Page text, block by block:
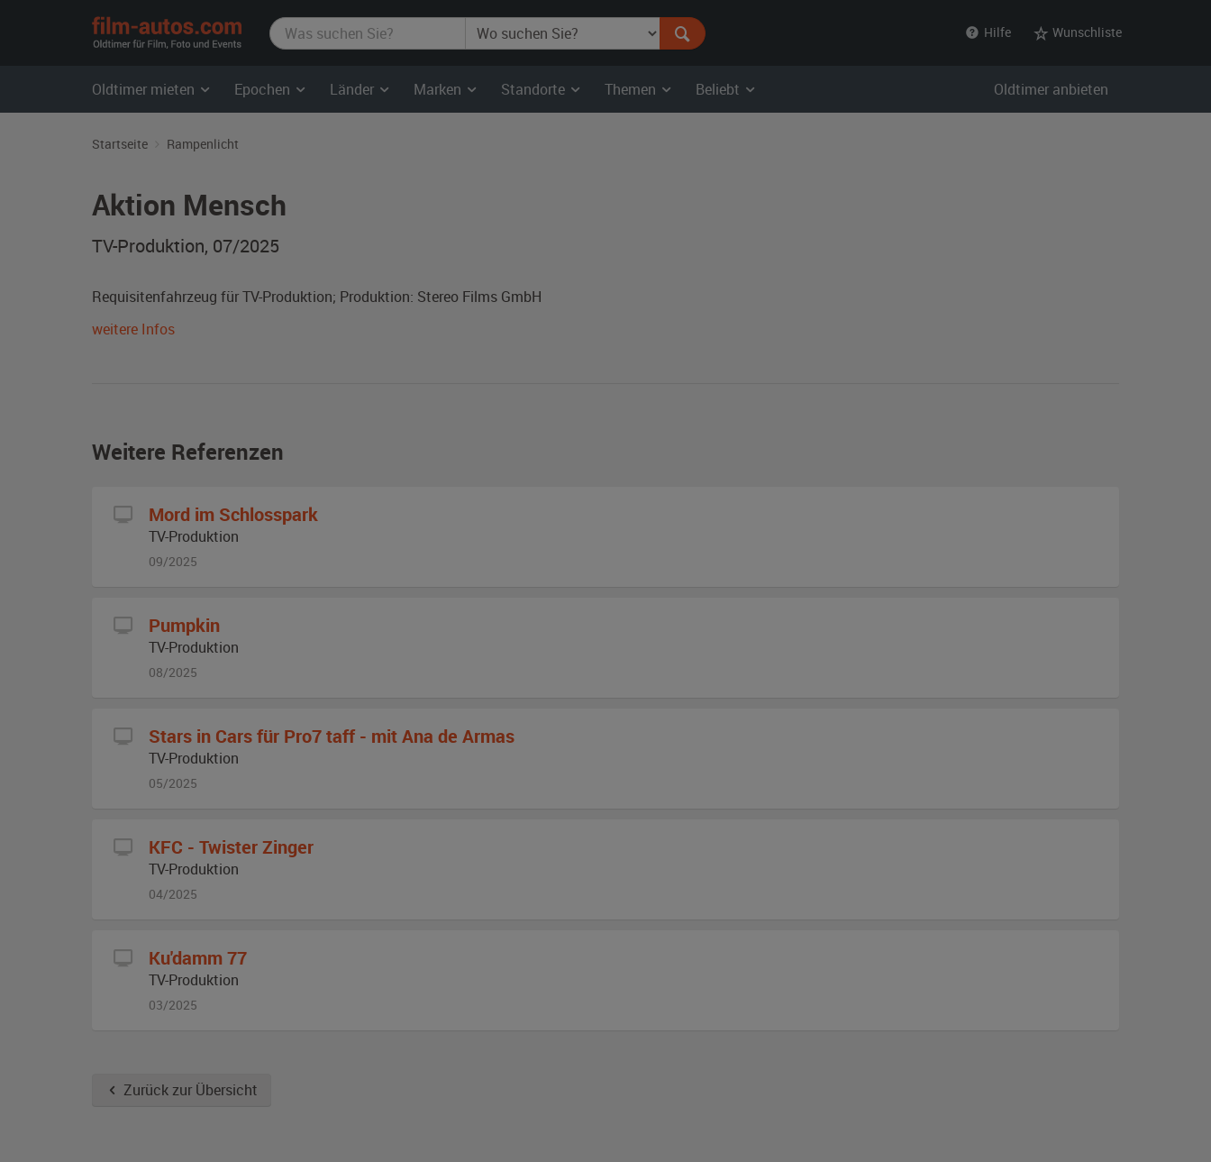
film-
autos.com
Hilfe Wunschliste
Oldtimer mieten Epochen Länder Marken Standorte Themen Beliebt Oldtimer anbieten
Startseite Rampenlicht
Aktion Mensch
TV-Produktion, 07/2025
Requisitenfahrzeug für TV-Produktion; Produktion: Stereo Films GmbH
weitere Infos
Weitere Referenzen
Mord im Schlosspark
TV-Produktion
09/2025
Pumpkin
TV-Produktion
08/2025
Stars in Cars für Pro7 taff - mit Ana de Armas
TV-Produktion
05/2025
KFC - Twister Zinger
TV-Produktion
04/2025
Ku'damm 77
TV-Produktion
03/2025
Zurück zur Übersicht